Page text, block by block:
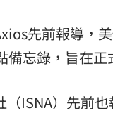
先前報導，
備忘錄，旨在正
（ISNA）先前